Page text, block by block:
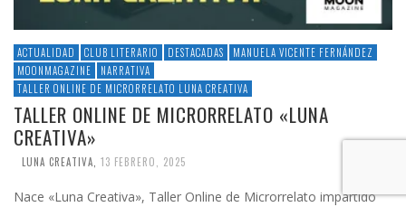
ACTUALIDAD CLUB LITERARIO DESTACADAS
MANUELA VICENTE FERNÁNDEZ
MOONMAGAZINE
NARRATIVA
TALLER ONLINE DE MICRORRELATO LUNA CREATIVA
TALLER ONLINE DE MICRORRELATO «LUNA
CREATIVA»
LUNA CREATIVA 13 FEBRERO, 2025
Nace «Luna Creativa», Taller Online de Microrrelato impartido